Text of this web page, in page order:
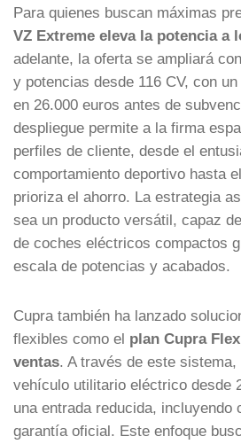
Para quienes buscan máximas
VZ Extreme eleva la potencia a
adelante, la oferta se ampliará
y potencias desde 116 CV, con
en 26.000 euros antes de
despliegue permite a la firma
perfiles de cliente, desde el
comportamiento deportivo hasta
prioriza el ahorro. La estrategia
sea un producto versátil, capaz
de coches eléctricos compactos
escala de potencias y acabados.
Cupra también ha lanzado
flexibles como el plan Cupra
ventas. A través de este
vehículo utilitario eléctrico desde
una entrada reducida, incluyendo
garantía oficial. Este enfoque